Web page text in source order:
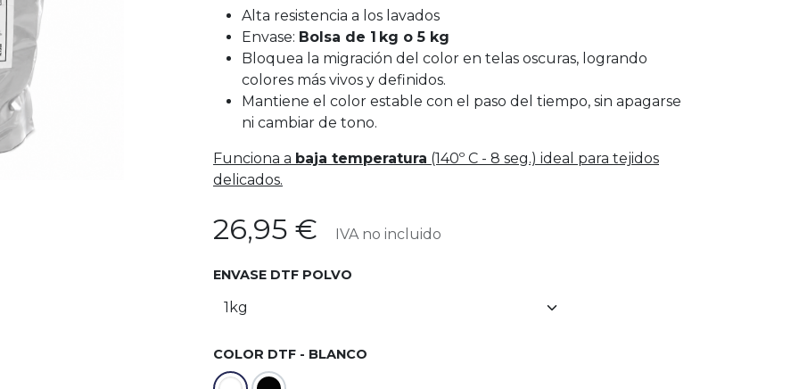
Alta resistencia a los lavados
Envase: Bolsa de 1 kg o 5 kg
Bloquea la migración del color en telas oscuras, logrando
colores más vivos y definidos.
Mantiene el color estable con el paso del tiempo, sin apagarse
ni cambiar de tono.
Funciona a baja temperatura (140º C - 8 seg.) ideal para tejidos
delicados.
26,95 € IVA no incluido
ENVASE DTF POLVO
COLOR DTF - BLANCO